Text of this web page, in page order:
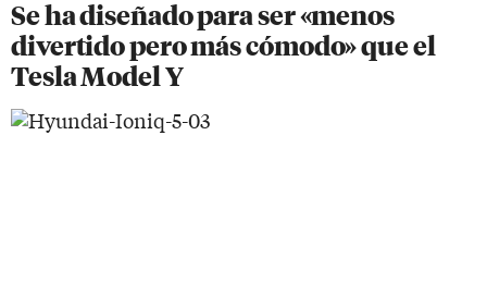
Se ha diseñado para ser «menos
divertido pero más cómodo» que el
Tesla Model Y